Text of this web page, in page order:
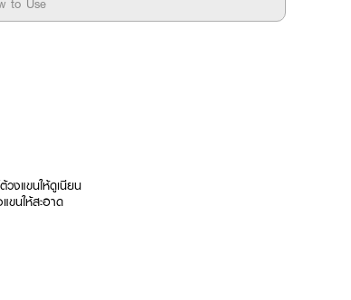
to Use
งแขนให้ดูเนียน
ขนให้สะอาด